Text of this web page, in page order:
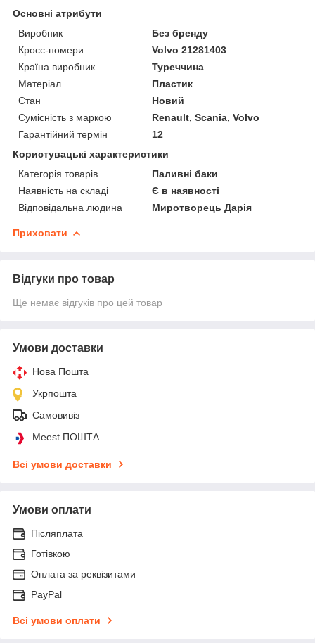
Основні атрибути
Виробник
Без бренду
Кросс-номери
Volvo 21281403
Країна виробник
Туреччина
Матеріал
Пластик
Стан
Новий
Сумісність з маркою
Renault, Scania, Volvo
Гарантійний термін
12
Користувацькі характеристики
Категорія товарів
Паливні баки
Наявність на складі
Є в наявності
Відповідальна людина
Миротворець Дарія
Приховати
Відгуки про товар
Ще немає відгуків про цей товар
Умови доставки
Нова Пошта
Укрпошта
Самовивіз
Meest ПОШТА
Всі умови доставки
Умови оплати
Післяплата
Готівкою
Оплата за реквізитами
PayPal
Всі умови оплати